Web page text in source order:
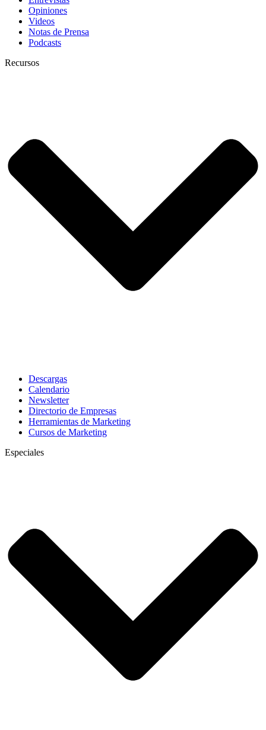
Opiniones
Videos
Notas de Prensa
Podcasts
Recursos
Descargas
Calendario
Newsletter
Directorio de Empresas
Herramientas de Marketing
Cursos de Marketing
Especiales